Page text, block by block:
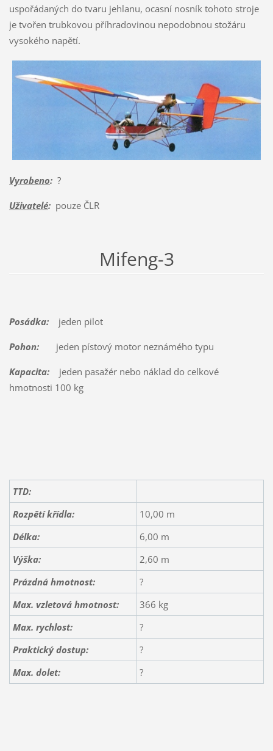
uspořádaných do tvaru jehlanu, ocasní nosník tohoto stroje
je tvořen trubkovou příhradovinou nepodobnou stožáru
vysokého napětí.
Vyrobeno:?
Uživatelé:pouze ČLR
Mifeng-3
Posádka:jeden pilot
Pohon:jeden pístový motor neznámého typu
Kapacita:jeden pasažér nebo náklad do celkové
hmotnosti 100 kg
TTD:
Rozpětí křídla:
10,00 m
Délka:
6,00 m
Výška:
2,60 m
Prázdná hmotnost:
?
Max. vzletová hmotnost:
366 kg
Max. rychlost:
?
Praktický dostup:
?
Max. dolet:
?